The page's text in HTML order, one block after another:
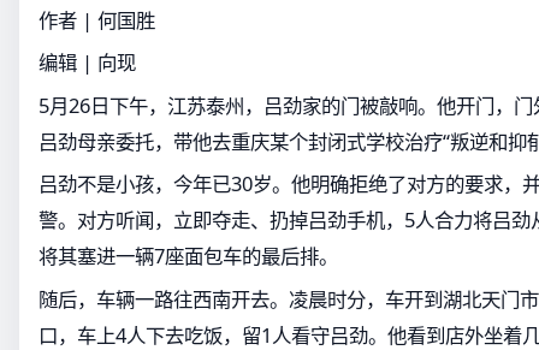
作者 | 何国胜
编辑 | 向现
5月26日下午，江苏泰州，吕劲家的门被敲响。他开门，
吕劲母亲委托，带他去重庆某个封闭式学校治疗“叛逆和抑
吕劲不是小孩，今年已30岁。他明确拒绝了对方的要求，
警。对方听闻，立即夺走、扔掉吕劲手机，5人合力将吕
将其塞进一辆7座面包车的最后排。
随后，车辆一路往西南开去。凌晨时分，车开到湖北天门
口，车上4人下去吃饭，留1人看守吕劲。他看到店外坐着